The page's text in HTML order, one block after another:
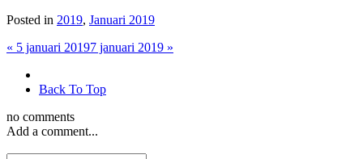
Posted in 2019, Januari 2019
« 5 januari 20197 januari 2019 »
Back To Top
no comments
Add a comment...